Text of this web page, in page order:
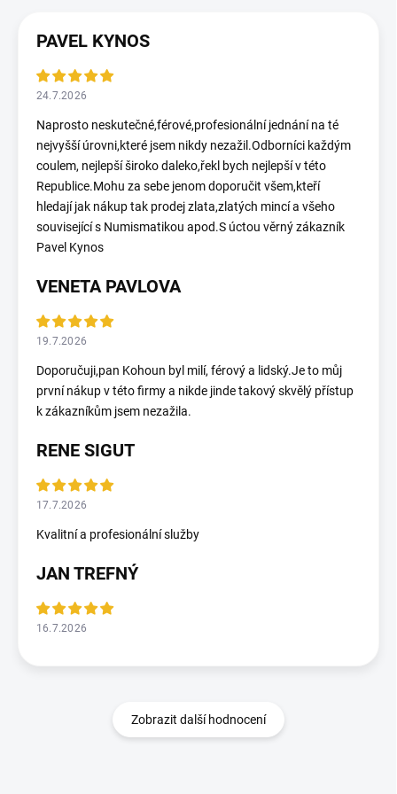
PAVEL KYNOS
24.7.2026
Naprosto neskutečné,férové,profesionální jednání na té
nejvyšší úrovni,které jsem nikdy nezažil.Odborníci každým
coulem, nejlepší široko daleko,řekl bych nejlepší v této
Republice.Mohu za sebe jenom doporučit všem,kteří
hledají jak nákup tak prodej zlata,zlatých mincí a všeho
související s Numismatikou apod.S úctou věrný zákazník
Pavel Kynos
VENETA PAVLOVA
19.7.2026
Doporučuji,pan Kohoun byl milí, férový a lidský.Je to můj
první nákup v této firmy a nikde jinde takový skvělý přístup
k zákazníkům jsem nezažila.
RENE SIGUT
17.7.2026
Kvalitní a profesionální služby
JAN TREFNÝ
16.7.2026
Zobrazit další hodnocení